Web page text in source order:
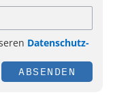
Datenschutz-
ABSENDEN